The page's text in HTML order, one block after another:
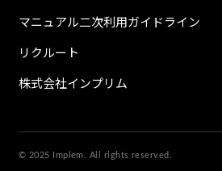
マニュアル二次利用ガイドライン
リクルート
株式会社インプリム
© 2025 Implem. All rights reserved.